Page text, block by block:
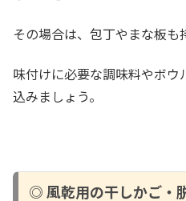
その場合は、包丁やまな板も
味付けに必要な調味料やボ
込みましょう。
◎ 風乾用の干しかご・